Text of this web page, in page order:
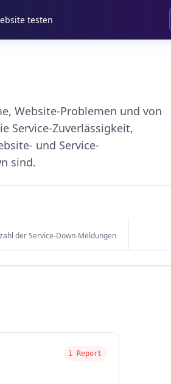
testen
Website-Problemen und von
Service-Zuverlässigkeit,
und Service-
sind.
der Service-Down-Meldungen
1 Report